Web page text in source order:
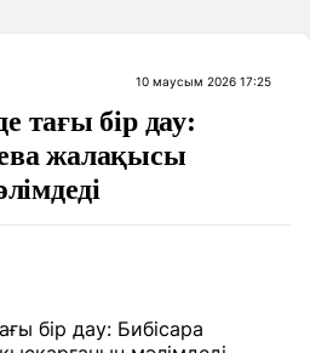
10 маусым 2026 17:25
тағы бір дау:
жалақысы